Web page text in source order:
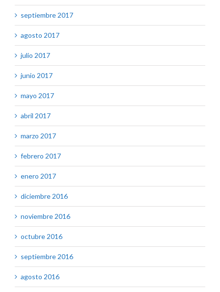
septiembre 2017
agosto 2017
julio 2017
junio 2017
mayo 2017
abril 2017
marzo 2017
febrero 2017
enero 2017
diciembre 2016
noviembre 2016
octubre 2016
septiembre 2016
agosto 2016